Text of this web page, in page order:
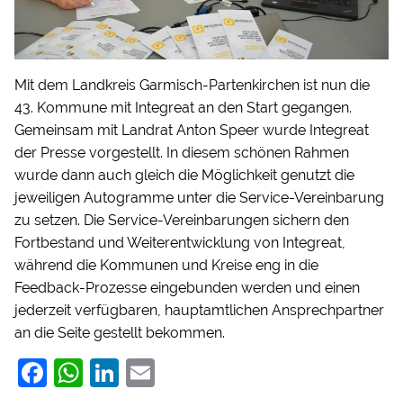
Mit dem Landkreis Garmisch-Partenkirchen ist nun die
43. Kommune mit Integreat an den Start gegangen.
Gemeinsam mit Landrat Anton Speer wurde Integreat
der Presse vorgestellt. In diesem schönen Rahmen
wurde dann auch gleich die Möglichkeit genutzt die
jeweiligen Autogramme unter die Service-Vereinbarung
zu setzen. Die Service-Vereinbarungen sichern den
Fortbestand und Weiterentwicklung von Integreat,
während die Kommunen und Kreise eng in die
Feedback-Prozesse eingebunden werden und einen
jederzeit verfügbaren, hauptamtlichen Ansprechpartner
an die Seite gestellt bekommen.
F
W Li